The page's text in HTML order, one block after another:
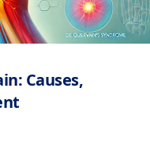
Causes,